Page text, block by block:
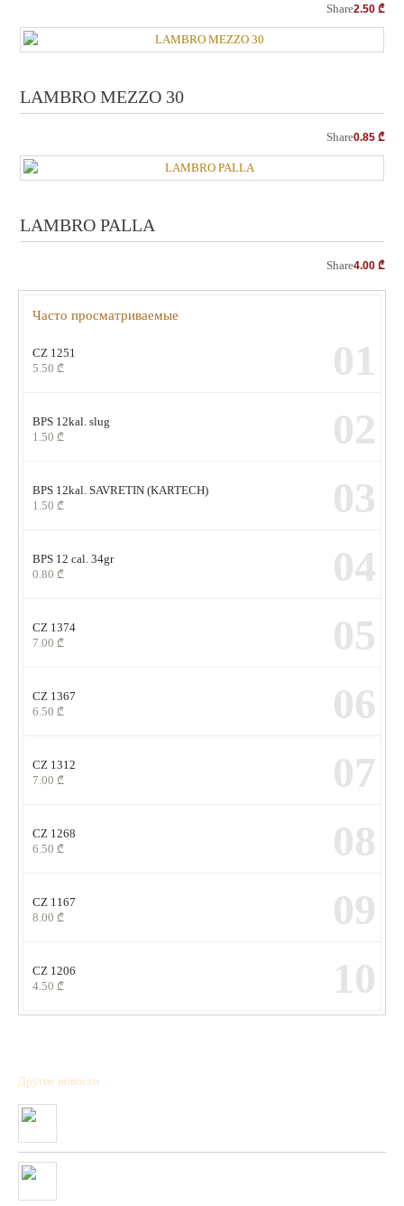
2.50 ₾
Share
LAMBRO MEZZO 30
0.85 ₾
Share
LAMBRO PALLA
4.00 ₾
Share
Часто просматриваемые
CZ 1251
5.50 ₾ 01
BPS 12kal. slug
1.50 ₾ 02
BPS 12kal. SAVRETIN (KARTECH)
1.50 ₾ 03
BPS 12 cal. 34gr
0.80 ₾ 04
CZ 1374
7.00 ₾ 05
CZ 1367
6.50 ₾ 06
CZ 1312
7.00 ₾ 07
CZ 1268
6.50 ₾ 08
CZ 1167
8.00 ₾ 09
CZ 1206
4.50 ₾ 10
Другие новости